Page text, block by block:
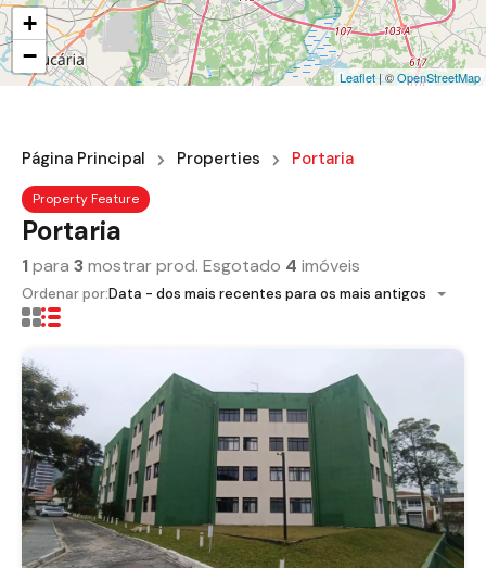
+
−
Leaflet| ©OpenStreetMap
Página Principal Properties Portaria
Property Feature
Portaria
1para 3mostrar prod. Esgotado 4 imóveis
Ordenar por:Data - dos mais recentes para os mais antigos